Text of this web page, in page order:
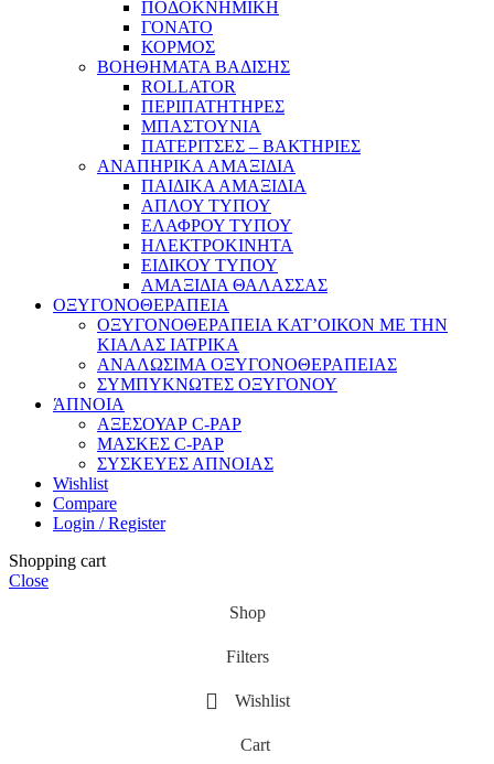
ΠΟΔΟΚΝΗΜΙΚΗ
ΓΟΝΑΤΟ
ΚΟΡΜΟΣ
ΒΟΗΘΗΜΑΤΑ ΒΑΔΙΣΗΣ
ROLLATOR
ΠΕΡΙΠΑΤΗΤΗΡΕΣ
ΜΠΑΣΤΟΥΝΙΑ
ΠΑΤΕΡΙΤΣΕΣ – ΒΑΚΤΗΡΙΕΣ
ΑΝΑΠΗΡΙΚΑ ΑΜΑΞΙΔΙΑ
ΠΑΙΔΙΚΑ ΑΜΑΞΙΔΙΑ
ΑΠΛΟΥ ΤΥΠΟΥ
ΕΛΑΦΡΟΥ ΤΥΠΟΥ
ΗΛΕΚΤΡΟΚΙΝΗΤΑ
ΕΙΔΙΚΟΥ ΤΥΠΟΥ
ΑΜΑΞΙΔΙΑ ΘΑΛΑΣΣΑΣ
ΟΞΥΓΟΝΟΘΕΡΑΠΕΙΑ
ΟΞΥΓΟΝΟΘΕΡΑΠΕΙΑ ΚΑΤ’ΟΙΚΟΝ ΜΕ ΤΗΝ
ΚΙΑΛΑΣ ΙΑΤΡΙΚΑ
ΑΝΑΛΩΣΙΜΑ ΟΞΥΓΟΝΟΘΕΡΑΠΕΙΑΣ
ΣΥΜΠΥΚΝΩΤΕΣ ΟΞΥΓΟΝΟΥ
ΆΠΝΟΙΑ
ΑΞΕΣΟΥΑΡ C-PAP
ΜΑΣΚΕΣ C-PAP
ΣΥΣΚΕΥΕΣ ΑΠΝΟΙΑΣ
Wishlist
Compare
Login / Register
Shopping cart
Close
Shop
Filters
Wishlist
Cart